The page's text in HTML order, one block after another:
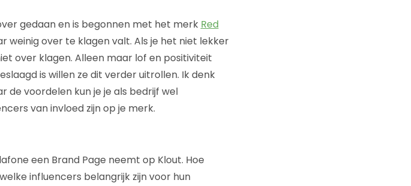
gedaan en is begonnen met het merk Red
weinig over te klagen valt. Als je het niet lekker
over klagen. Alleen maar lof en positiviteit
is willen ze dit verder uitrollen. Ik denk
voordelen kun je je als bedrijf wel
van invloed zijn op je merk.
een Brand Page neemt op Klout. Hoe
influencers belangrijk zijn voor hun